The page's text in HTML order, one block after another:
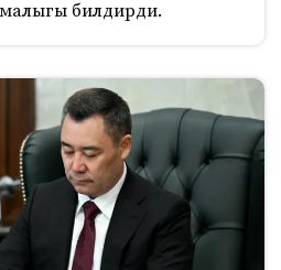
билдирди.